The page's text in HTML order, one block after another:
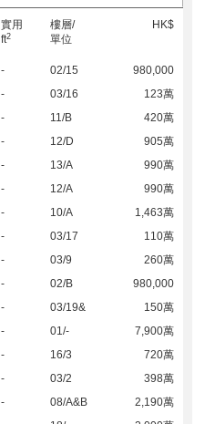
實用
ft2
樓層/
單位
HK$
- 02/15
980,000
- 03/16
123萬
- 11/B
420萬
- 12/D
905萬
- 13/A
990萬
- 12/A
990萬
- 10/A
1,463萬
- 03/17
110萬
- 03/9
260萬
- 02/B
980,000
- 03/19&
150萬
- 01/-
7,900萬
- 16/3
720萬
- 03/2
398萬
- 08/A&B
2,190萬